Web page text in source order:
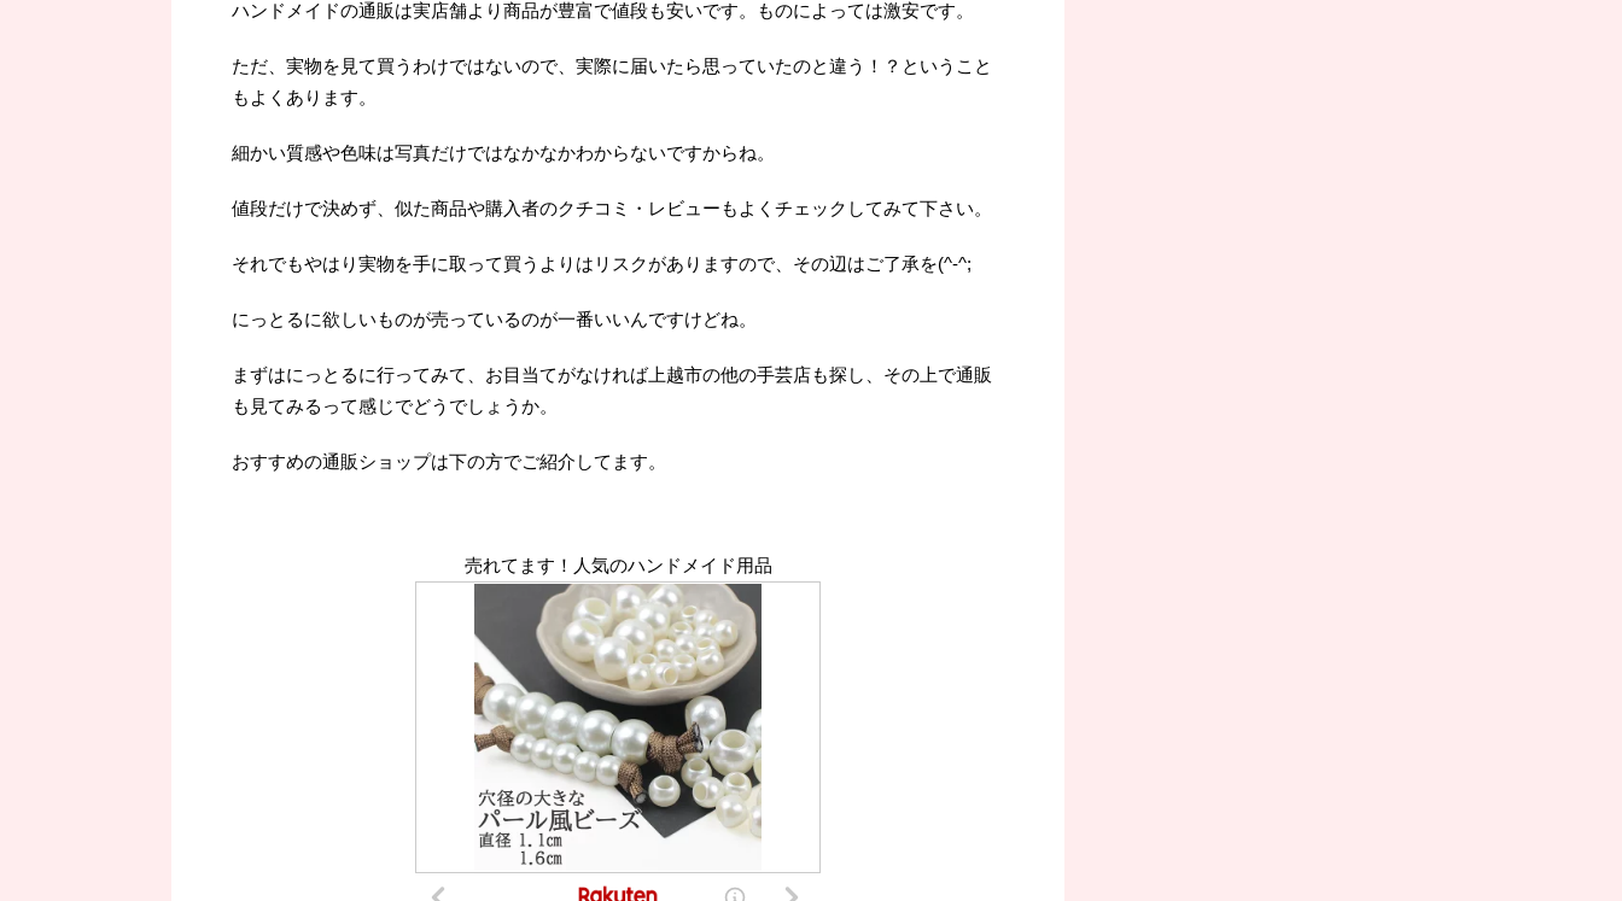
ハンドメイドの通販は実店舗より商品が豊富で値段も安いです。ものによっては激安です。
ただ、実物を見て買うわけではないので、実際に届いたら思っていたのと違う！？ということ
もよくあります。
細かい質感や色味は写真だけではなかなかわからないですからね。
値段だけで決めず、似た商品や購入者のクチコミ・レビューもよくチェックしてみて下さい。
それでもやはり実物を手に取って買うよりはリスクがありますので、その辺はご了承を(^-^;
にっとるに欲しいものが売っているのが一番いいんですけどね。
まずはにっとるに行ってみて、お目当てがなければ上越市の他の手芸店も探し、その上で通販
も見てみるって感じでどうでしょうか。
おすすめの通販ショップは下の方でご紹介してます。
売れてます！人気のハンドメイド用品